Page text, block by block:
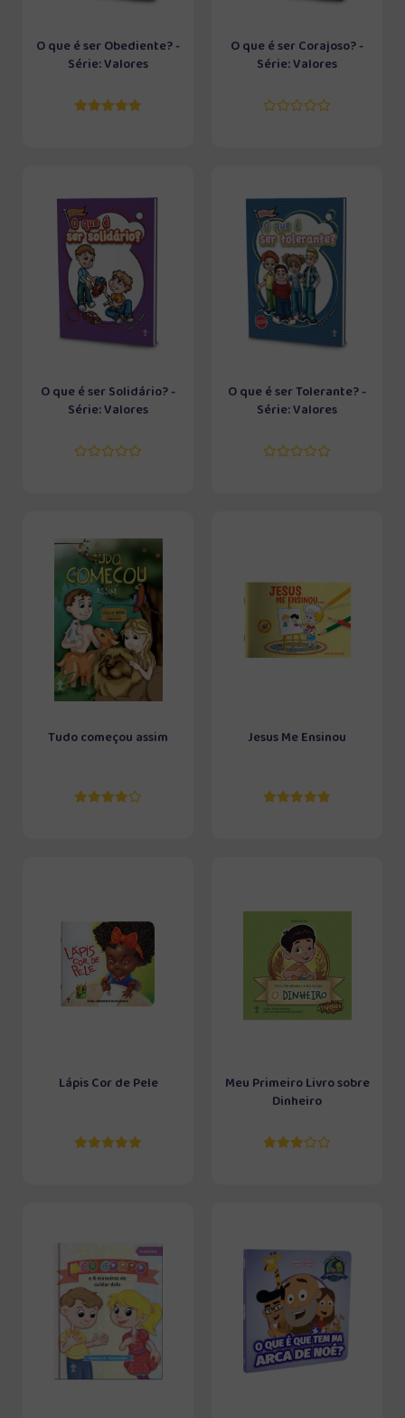
O que é ser Obediente? -
Série: Valores
O que é ser Corajoso? -
Série: Valores
O que é ser Solidário? -
Série: Valores
O que é ser Tolerante? -
Série: Valores
Tudo começou assim Jesus Me Ensinou
Lápis Cor de Pele
Meu Primeiro Livro sobre
Dinheiro